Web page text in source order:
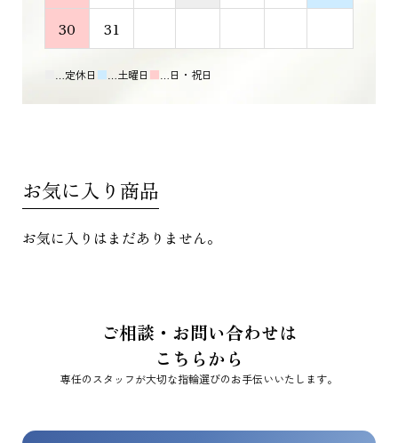
30
31
…定休日 ■ …土曜日 ■ …日・祝日
お気に入り商品
お気に入りはまだありません。
ご相談・お問い合わせは
こちらから
専任のスタッフが大切な指輪選びのお手伝いいたします。